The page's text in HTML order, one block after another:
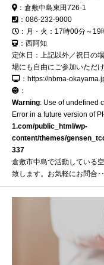
：倉敷中島東田726-1
：086-232-9000
：月・火：17時00分～19
：西阿知
定休日：上記以外／祝日の
場にも自由にご参加いただ
：https://nbma-
：
Warning: Use of undefined
Error in a future version of
1.com/public_html/wp-
content/themes/
337
倉敷市中島で活動している
致します。お気軽にお問合･